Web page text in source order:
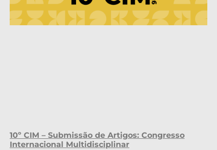
10º CIM – Submissão de Artigos: Congresso
Internacional Multidisciplinar